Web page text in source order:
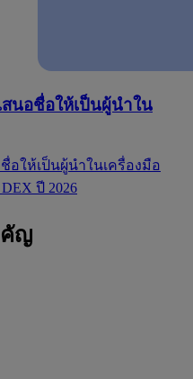
สนอชื่อให้เป็นผู้นำใน
ชื่อให้เป็นผู้นำในเครื่องมือ
ปี 2026
คัญ